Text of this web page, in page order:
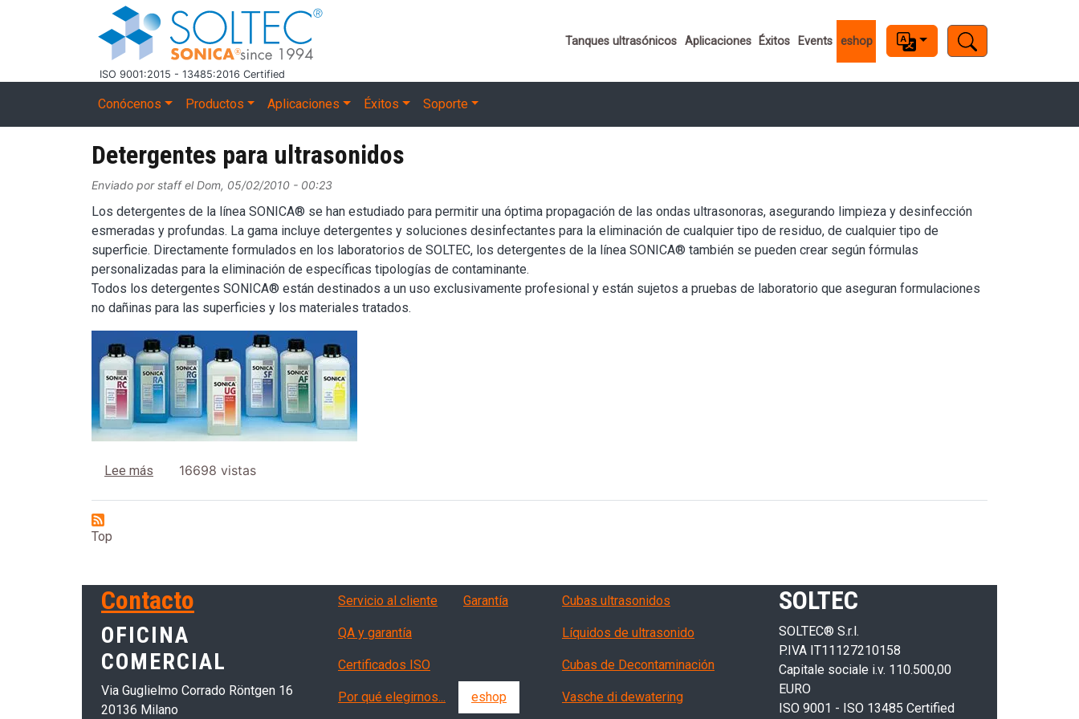
Pasar al contenido principal
ISO 9001:2015 - 13485:2016 Certified
Important links
Tanques ultrasónicos Aplicaciones Éxitos Events eshop
Main navigation
Conócenos Productos Aplicaciones Éxitos Soporte
Detergentes para ultrasonidos
Enviado porstaffelDom, 05/02/2010 - 00:23
Los detergentes de la línea SONICA® se han estudiado para permitir una óptima propagación de las ondas ultrasonoras, asegurando limpieza y desinfección
esmeradas y profundas. La gama incluye detergentes y soluciones desinfectantes para la eliminación de cualquier tipo de residuo, de cualquier tipo de
superficie. Directamente formulados en los laboratorios de SOLTEC, los detergentes de la línea SONICA® también se pueden crear según fórmulas
personalizadas para la eliminación de específicas tipologías de contaminante.
Todos los detergentes SONICA® están destinados a un uso exclusivamente profesional y están sujetos a pruebas de laboratorio que aseguran formulaciones
no dañinas para las superficies y los materiales tratados.
Image
Lee más sobre Detergentes para ultrasonidos
16698 vistas
Top
SOLTEC
SOLTEC® S.r.l.
P.IVA IT11127210158
Capitale sociale i.v. 110.500,00
EURO
ISO 9001 - ISO 13485 Certified
Products
Cubas ultrasonidos
Líquidos de ultrasonido
Cubas de Decontaminación
Vasche di dewatering
Servizi, garanzia, QA
Servicio al cliente Garantía
QA y garantía
Certificados ISO
Por qué elegirnos... eshop
Contacto
OFICINA
COMERCIAL
Via Guglielmo Corrado Röntgen 16
20136 Milano